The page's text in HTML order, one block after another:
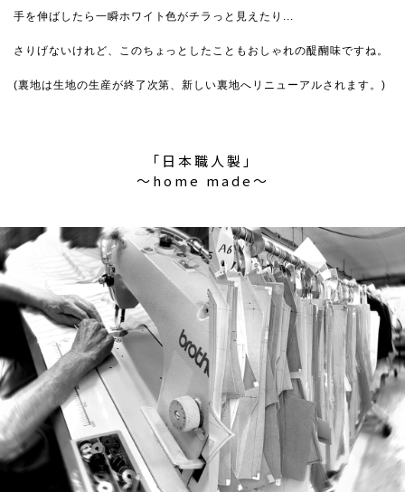
手を伸ばしたら一瞬ホワイト色がチラっと見えたり...
さりげないけれど、このちょっとしたこともおしゃれの醍醐味ですね。
(裏地は生地の生産が終了次第、新しい裏地へリニューアルされます。)
「日本職人製」
〜home made〜